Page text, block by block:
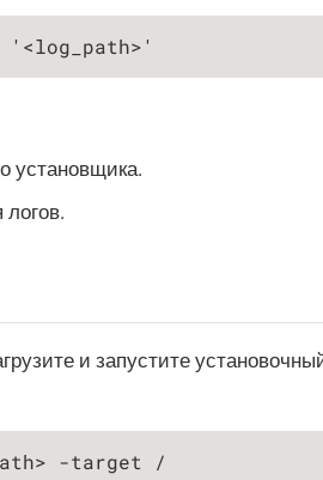
установщика.
и запустите
-target /